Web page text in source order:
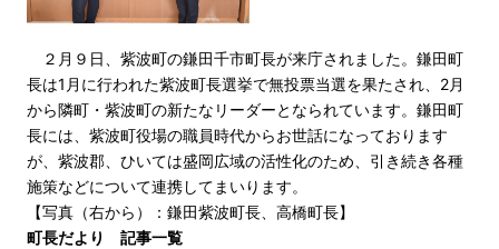
２月９日、紫波町の鎌田千市町長が来庁されました。鎌田町
長は1月に行われた紫波町長選挙で無投票当選を果たされ、2月
から隣町・紫波町の新たなリーダーとなられています。鎌田町
長には、紫波町役場の職員時代からお世話になっております
が、紫波郡、ひいては盛岡広域の活性化のため、引き続き各種
施策などについて連携してまいります。
【写真（右から）：鎌田紫波町長、高橋町長】
町長だより 記事一覧